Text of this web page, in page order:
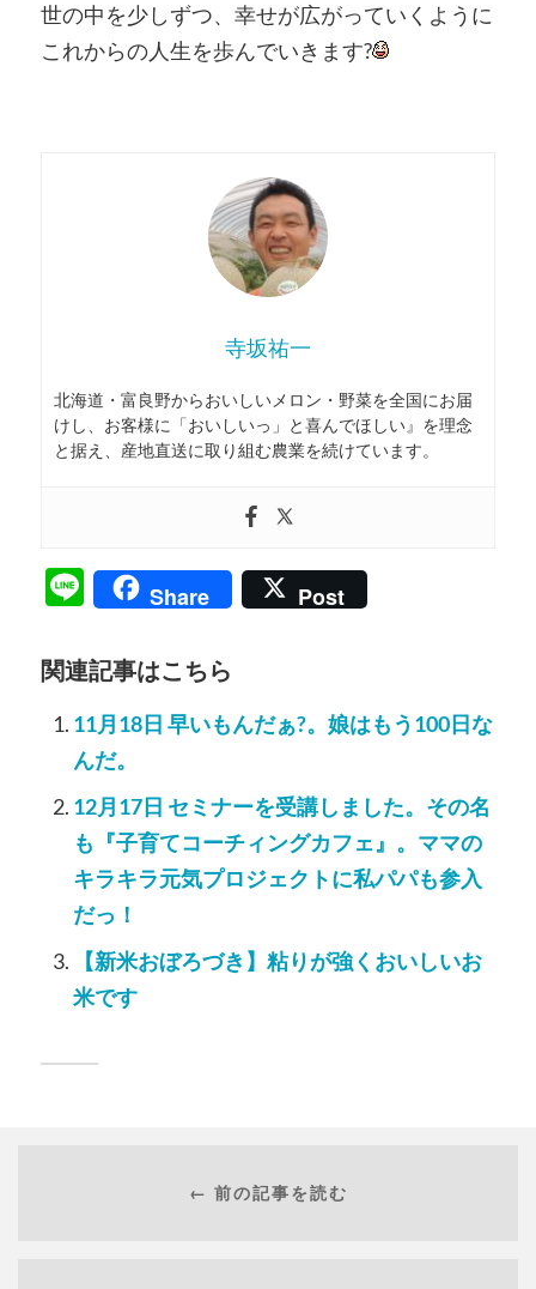
世の中を少しずつ、幸せが広がっていくように
これからの人生を歩んでいきます?
寺坂祐一
北海道・富良野からおいしいメロン・野菜を全国にお届
けし、お客様に「おいしいっ」と喜んでほしい』を理念
と据え、産地直送に取り組む農業を続けています。
LineShare Post
関連記事はこちら
11月18日 早いもんだぁ?。娘はもう100日な
んだ。
12月17日 セミナーを受講しました。その名
も『子育てコーチィングカフェ』。ママの
キラキラ元気プロジェクトに私パパも参入
だっ！
【新米おぼろづき】粘りが強くおいしいお
米です
← 前の記事を読む